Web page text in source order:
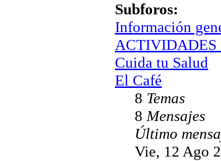
Subforos:
Información
ACTIVIDADES
Cuida tu Salud
El Café
8 Temas
8Mensajes
Último
Vie, 12 Ago